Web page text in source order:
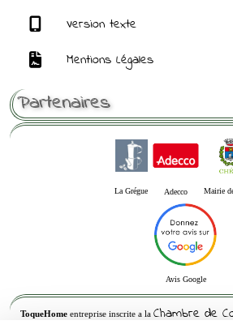
Version texte
Mentions Légales
Partenaires
La Grégue Adecco Mairie
Avis Google
ToqueHomeentreprise inscrite a la Chambre de